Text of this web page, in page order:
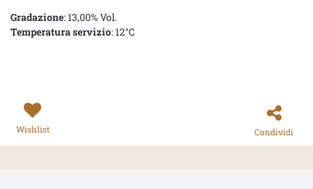
Gradazione: 13,00% Vol.
Temperatura servizio: 12°C
Wishlist Condividi